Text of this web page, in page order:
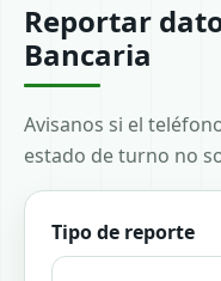
Reportar
Bancaria
Avisanos si el
estado de turno no
Tipo de reporte